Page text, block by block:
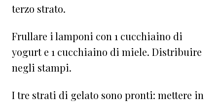
terzo strato.
Frullare i lamponi con 1 cucchiaino di
yogurt e 1 cucchiaino di miele. Distribuire
negli stampi.⁠
I tre strati di gelato sono pronti: mettere in